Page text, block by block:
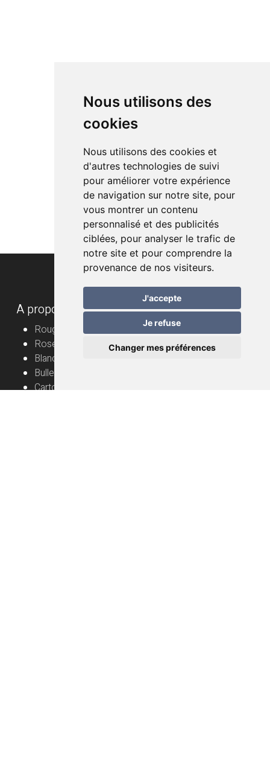
Nous utilisons des
cookies
Nous utilisons des cookies et
d'autres technologies de suivi
pour améliorer votre expérience
de navigation sur notre site, pour
vous montrer un contenu
personnalisé et des publicités
ciblées, pour analyser le trafic de
notre site et pour comprendre la
provenance de nos visiteurs.
J'accepte
Je refuse
Changer mes préférences
A propos
Rouge
Rosé
Blanc
Bulles
Cartons